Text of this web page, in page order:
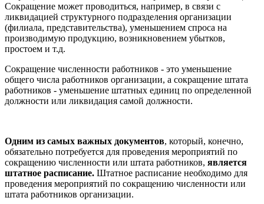
Сокращение может проводиться, например, в связи с
ликвидацией структурного подразделения организации
(филиала, представительства), уменьшением спроса на
производимую продукцию, возникновением убытков,
простоем и т.д.
Сокращение численности работников - это уменьшение
общего числа работников организации, а сокращение штата
работников - уменьшение штатных единиц по определенной
должности или ликвидация самой должности.
Одним из самых важных документов, который, конечно,
обязательно потребуется для проведения мероприятий по
сокращению численности или штата работников, является
штатное расписание. Штатное расписание необходимо для
проведения мероприятий по сокращению численности или
штата работников организации.